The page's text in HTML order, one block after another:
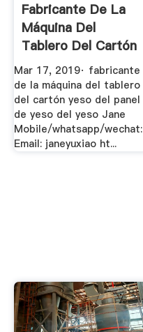
Fabricante De La
Máquina Del
Tablero Del Cartón
Yeso Del ...
Mar 17, 2019· fabricante
de la máquina del tablero
del cartón yeso del panel
de yeso del yeso Jane
Mobile/whatsapp/wechat:
Email: janeyuxiao ht...